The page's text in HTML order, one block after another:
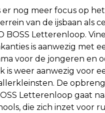
er nog meer focus op het
van de ijsbaan als
BOSS Letterenloop.
is aanwezig met
voor de jongeren en
is weer aanwezig voor
De
Letterenloop gaat
die zich inzet voor